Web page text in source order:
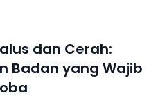
dan Cerah:
Badan yang Wajib